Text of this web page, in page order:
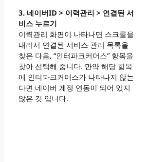
3. 네이버ID > 이력관리 > 연결된 서
비스 누르기
이력관리 화면이 나타나면 스크롤을
내려서 연결된 서비스 관리 목록을
찾은 다음, “인터파크커머스” 항목을
찾아 선택해 줍니다. 만약 해당 항목
에 인터파크커머스가 나타나지 않는
다면 네이버 계정 연동이 되어 있지
않은 것 입니다.